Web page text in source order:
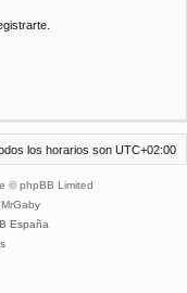
los horarios son UTC+02:00
© phpBB Limited
España